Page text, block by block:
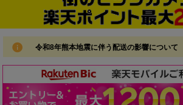
令和8年熊本地震に伴う配送の影響について